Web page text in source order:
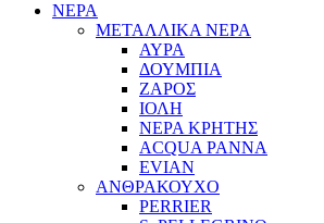
ΝΕΡΑ
ΜΕΤΑΛΛΙΚΑ ΝΕΡΑ
ΑΥΡΑ
ΔΟΥΜΠΙΑ
ΖΑΡΟΣ
ΙΟΛΗ
ΝΕΡΑ ΚΡΗΤΗΣ
ACQUA PANNA
EVIAN
ΑΝΘΡΑΚΟΥΧΟ
PERRIER